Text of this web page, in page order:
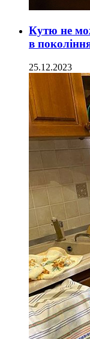
Кутю не
в
25.12.2023